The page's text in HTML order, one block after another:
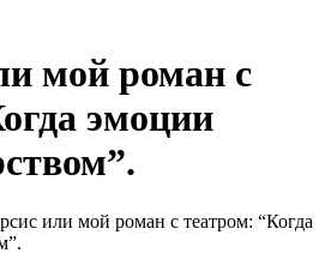
мой роман с
эмоции
или мой роман с театром: “Когда